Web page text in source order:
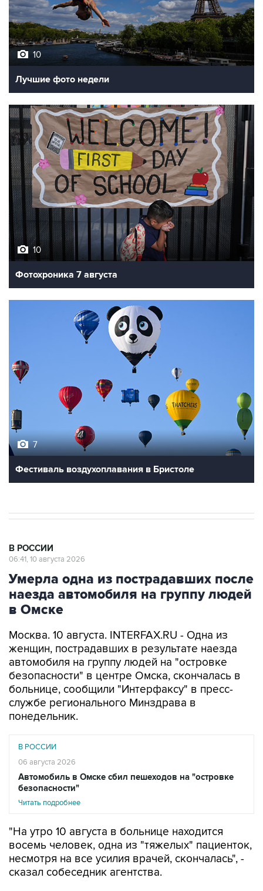
10
Лучшие фото недели
10
Фотохроника 7 августа
7
Фестиваль воздухоплавания в Бристоле
В РОССИИ
06:41, 10 августа 2026
Умерла одна из пострадавших после
наезда автомобиля на группу людей
в Омске
Москва. 10 августа. INTERFAX.RU - Одна из
женщин, пострадавших в результате наезда
автомобиля на группу людей на "островке
безопасности" в центре Омска, скончалась в
больнице, сообщили "Интерфаксу" в пресс-
службе регионального Минздрава в
понедельник.
В РОССИИ
06 августа 2026
Автомобиль в Омске сбил пешеходов на "островке
безопасности"
Читать подробнее
"На утро 10 августа в больнице находится
восемь человек, одна из "тяжелых" пациенток,
несмотря на все усилия врачей, скончалась", -
сказал собеседник агентства.